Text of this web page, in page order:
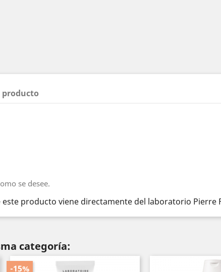
producto
se desee.
producto viene directamente del laboratorio Pierre
categoría:
-15%